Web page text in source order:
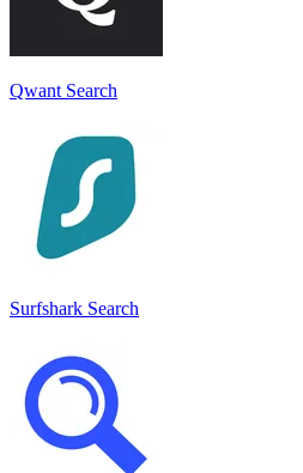
Qwant Search
Surfshark Search